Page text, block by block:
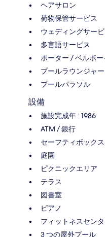
ヘアサロン
荷物保管サービス
ウェディングサー
多言語サービス
ポーター / ベルボー
プールラウンジャー
プールパラソル
設備
施設完成年 : 1986
ATM / 銀行
セーフティボック
庭園
ピクニックエリア
テラス
図書室
ピアノ
フィットネスセン
3 つの屋外プール